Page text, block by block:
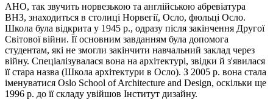
AHO, так звучить норвезькою та англійською абревіатура
ВНЗ, знаходиться в столиці Норвегії, Осло, фюльці Осло.
Школа була відкрита у 1945 р., одразу після закінчення Другої
Світової війни. Її основним завданням була допомога
студентам, які не змогли закінчити навчальний заклад через
війну. Спеціалізувалася вона на архітектурі, звідки й з'явилася
її стара назва (Школа архітектури в Осло). З 2005 р. вона стала
іменуватися Oslo School of Architecture and Design, оскільки ще
1996 р. до її складу увійшов Інститут дизайну.